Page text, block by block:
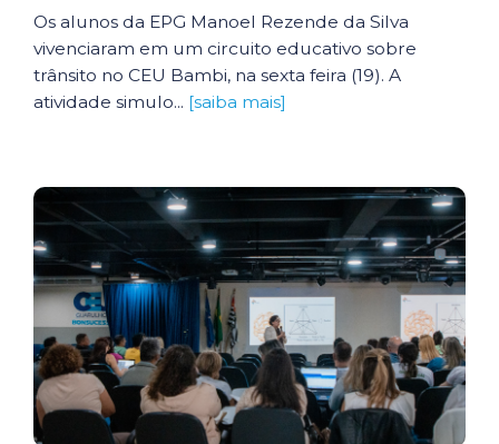
Os alunos da EPG Manoel Rezende da Silva
vivenciaram em um circuito educativo sobre
trânsito no CEU Bambi, na sexta feira (19). A
atividade simulo... [saiba mais]